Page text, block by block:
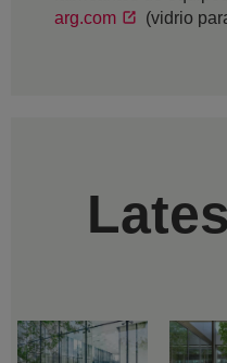
arg.com
(vidrio